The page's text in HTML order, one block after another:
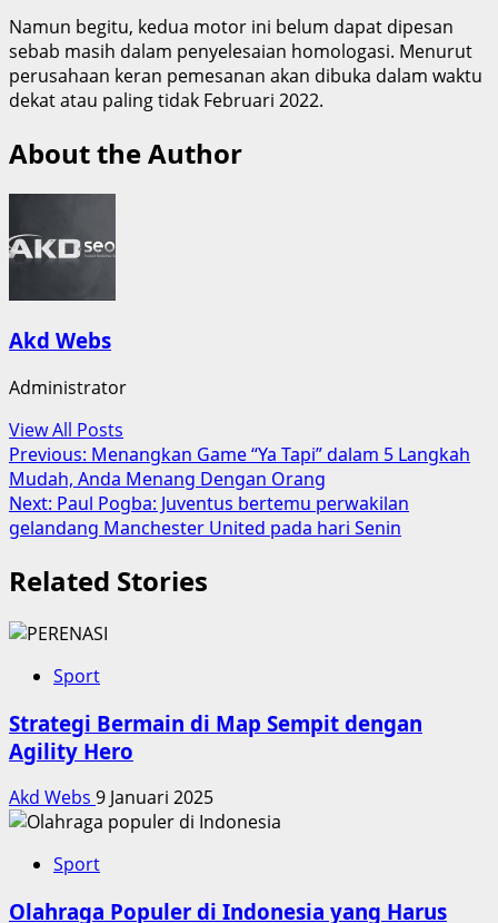
Namun begitu, kedua motor ini belum dapat dipesan
sebab masih dalam penyelesaian homologasi. Menurut
perusahaan keran pemesanan akan dibuka dalam waktu
dekat atau paling tidak Februari 2022.
About the Author
Akd Webs
Administrator
View All Posts
Post
navigation
Previous: Menangkan Game “Ya Tapi” dalam 5 Langkah
Mudah, Anda Menang Dengan Orang
Next: Paul Pogba: Juventus bertemu perwakilan
gelandang Manchester United pada hari Senin
Related Stories
Sport
Strategi Bermain di Map Sempit dengan
Agility Hero
Akd Webs 9 Januari 2025
Sport
Olahraga Populer di Indonesia yang Harus